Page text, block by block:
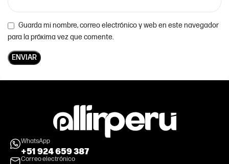
Guarda mi nombre, correo electrónico y web en este navegador
para la próxima vez que comente.
WhatsApp
+51 924 659 387
Correo electrónico